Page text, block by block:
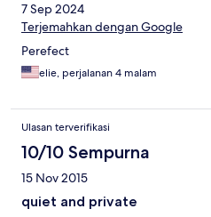
7 Sep 2024
Terjemahkan dengan Google
Perefect
elie, perjalanan 4 malam
Ulasan terverifikasi
10/10 Sempurna
15 Nov 2015
quiet and private